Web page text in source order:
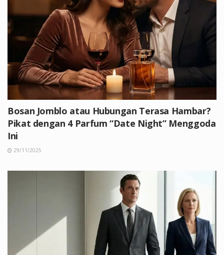
Bosan Jomblo atau Hubungan Terasa Hambar?
Pikat dengan 4 Parfum “Date Night” Menggoda
Ini
29/11/2025